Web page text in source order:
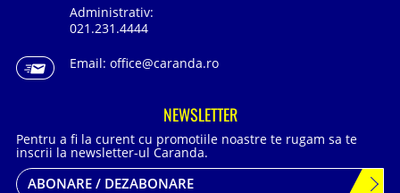
Administrativ:
021.231.4444
Email: office@caranda.ro
NEWSLETTER
Pentru a fi la curent cu promotiile noastre te rugam sa te
inscrii la newsletter-ul Caranda.
ABONARE / DEZABONARE